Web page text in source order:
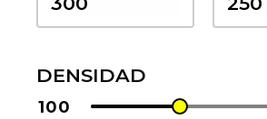
DENSIDAD
100